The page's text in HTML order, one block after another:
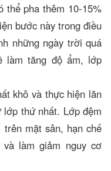
thể pha thêm 10-15%
bước này trong điều
những ngày trời quá
làm tăng độ ẩm, lớp
khô và thực hiện lăn
thứ nhất. Lớp đệm
mặt sân, hạn chế
làm giảm nguy cơ